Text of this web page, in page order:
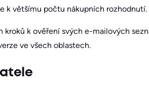
k většímu počtu nákupních rozhodnutí.
k ověření svých e-mailových
ve všech oblastech.